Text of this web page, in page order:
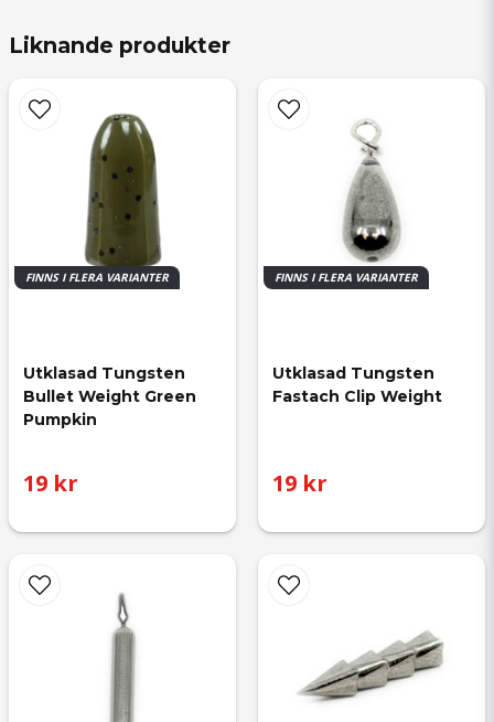
Liknande produkter
FINNS I FLERA VARIANTER
Utklasad Tungsten
Bullet Weight Green
Pumpkin
19 kr
FINNS I FLERA VARIANTER
Utklasad Tungsten
Fastach Clip Weight
19 kr